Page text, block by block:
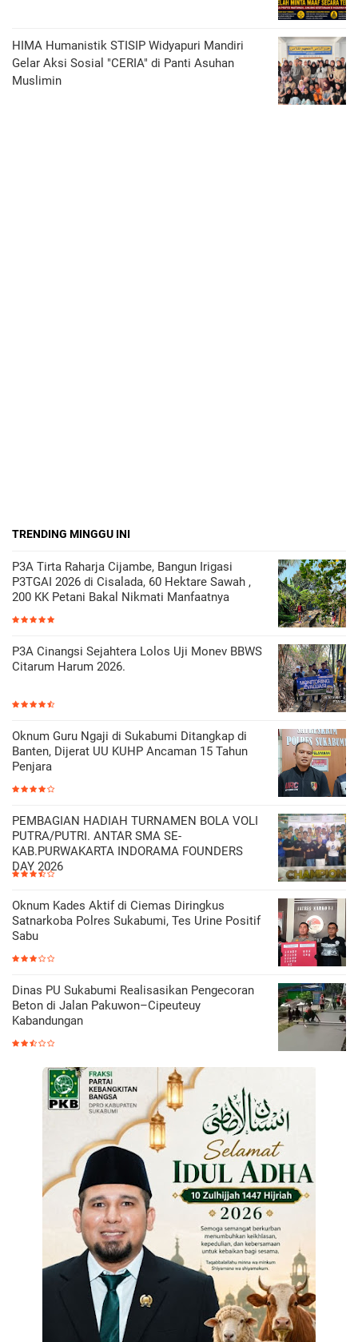
HIMA Humanistik STISIP Widyapuri Mandiri
Gelar Aksi Sosial "CERIA" di Panti Asuhan
Muslimin
TRENDING MINGGU INI
P3A Tirta Raharja Cijambe, Bangun Irigasi
P3TGAI 2026 di Cisalada, 60 Hektare Sawah ,
200 KK Petani Bakal Nikmati Manfaatnya
P3A Cinangsi Sejahtera Lolos Uji Monev BBWS
Citarum Harum 2026.
Oknum Guru Ngaji di Sukabumi Ditangkap di
Banten, Dijerat UU KUHP Ancaman 15 Tahun
Penjara
PEMBAGIAN HADIAH TURNAMEN BOLA VOLI
PUTRA/PUTRI. ANTAR SMA SE-
KAB.PURWAKARTA INDORAMA FOUNDERS
DAY 2026
Oknum Kades Aktif di Ciemas Diringkus
Satnarkoba Polres Sukabumi, Tes Urine Positif
Sabu
Dinas PU Sukabumi Realisasikan Pengecoran
Beton di Jalan Pakuwon–Cipeuteuy
Kabandungan